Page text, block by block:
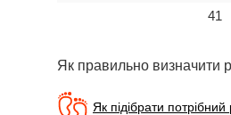
41
Як правильно визначити
Як підібрати потрібний